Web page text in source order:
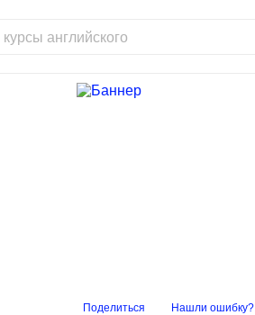
Поделиться Нашли ошибку?